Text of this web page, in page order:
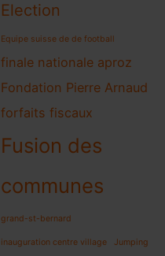
Election
Equipe suisse de de football
finale nationale aproz
Fondation Pierre Arnaud
forfaits fiscaux
Fusion des
communes
grand-st-bernard
inauguration centre village Jumping